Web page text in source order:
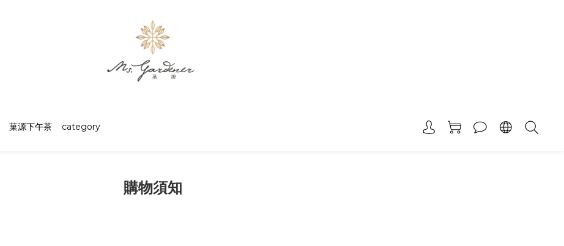
菓源下午茶 category
購物須知